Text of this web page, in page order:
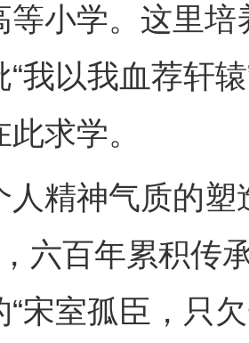
等小学。这里
“我以我血荐轩
求学。
神气质的塑
六百年累积传
宋室孤臣，只